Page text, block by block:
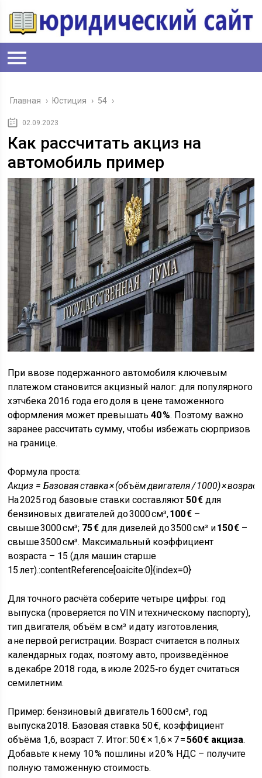
Главная › Юстиция › 54 ›
02.09.2023
Как рассчитать акциз на
автомобиль пример
При ввозе подержанного автомобиля ключевым
платежом становится акцизный налог: для популярного
хэтчбека 2016 года его доля в цене таможенного
оформления может превышать40 %. Поэтому важно
заранее рассчитать сумму, чтобы избежать сюрпризов
на границе.
Формула проста:
Акциз = Базовая ставка × (объём двигателя / 1000) ×
На 2025 год базовые ставки составляют50 € для
бензиновых двигателей до 3000 см³,100 € –
свыше 3000 см³; 75 € для дизелей до 3500 см³ и150 € –
свыше 3500 см³. Максимальный коэффициент
возраста – 15 (для машин старше
15 лет).:contentReference[oaicite:0]{index=0}
Для точного расчёта соберите четыре цифры: год
выпуска (проверяется по VIN и техническому паспорту),
тип двигателя, объём в см³ и дату изготовления,
а не первой регистрации. Возраст считается в полных
календарных годах, поэтому авто, произведённое
в декабре 2018 года, в июле 2025‑го будет считаться
семилетним.
Пример: бензиновый двигатель 1 600 см³, год
выпуска 2018. Базовая ставка 50 €, коэффициент
объёма 1,6, возраст 7. Итог: 50 € × 1,6 × 7 =560 € акциза.
Добавьте к нему 10 % пошлины и 20 % НДС – получите
полную таможенную стоимость.